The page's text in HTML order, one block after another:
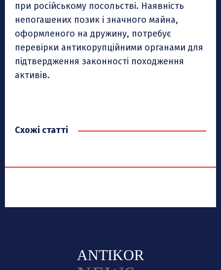
при російському посольстві. Наявність
непогашених позик і значного майна,
оформленого на дружину, потребує
перевірки антикорупційними органами для
підтвердження законності походження
активів.
Схожі статті
ANTIKOR